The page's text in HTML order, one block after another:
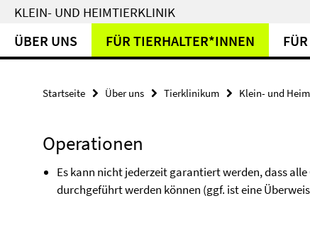
KLEIN- UND HEIMTIERKLINIK
ÜBER UNS FÜR TIERHALTER*INNEN
Startseite Über uns Tierklinikum Klein- und
Operationen
Es kann nicht jederzeit garantiert werden, dass
durchgeführt werden können (ggf. ist eine